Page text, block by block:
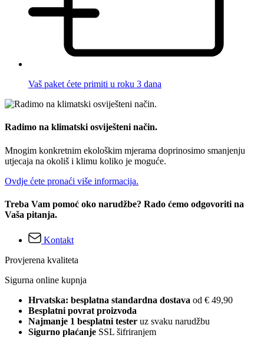
Vaš paket ćete primiti u roku 3 dana
Radimo na klimatski osviješteni način.
Mnogim konkretnim ekološkim mjerama doprinosimo smanjenju
utjecaja na okoliš i klimu koliko je moguće.
Ovdje ćete pronaći više informacija.
Treba Vam pomoć oko narudžbe? Rado ćemo odgovoriti na
Vaša pitanja.
Kontakt
Provjerena kvaliteta
Sigurna online kupnja
Hrvatska: besplatna standardna dostava od € 49,90
Besplatni povrat proizvoda
Najmanje 1 besplatni tester uz svaku narudžbu
Sigurno plaćanje SSL šifriranjem